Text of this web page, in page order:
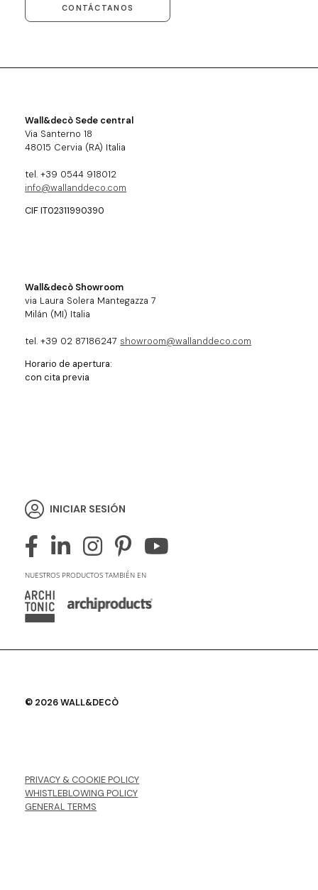
CONTÁCTANOS
Wall&decò Sede central
Via Santerno 18
48015 Cervia (RA) Italia
tel. +39 0544 918012
info@wallanddeco.com
CIF IT02311990390
Wall&decò Showroom
via Laura Solera Mantegazza 7
Milán (MI) Italia
tel. +39 02 87186247 showroom@wallanddeco.com
Horario de apertura:
con cita previa
INICIAR SESIÓN
NUESTROS PRODUCTOS TAMBIÉN EN
© 2026 WALL&DECÒ
PRIVACY & COOKIE POLICY
WHISTLEBLOWING POLICY
GENERAL TERMS